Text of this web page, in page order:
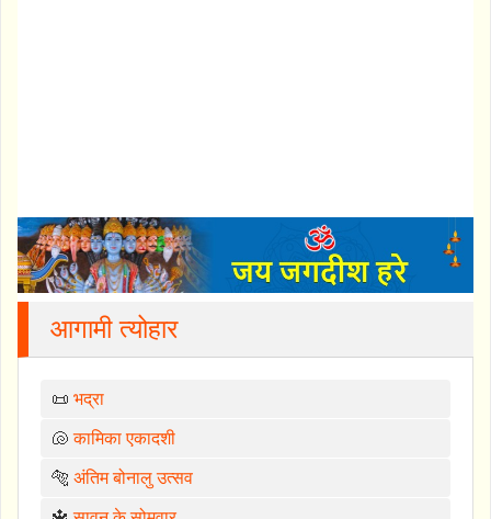
आगामी त्योहार
📜 भद्रा
🐚कामिका एकादशी
🐅 अंतिम बोनालु उत्सव